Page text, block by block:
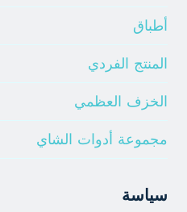
أطباق
المنتج الفردي
الخزف العظمي
مجموعة أدوات الشاي
سياسة